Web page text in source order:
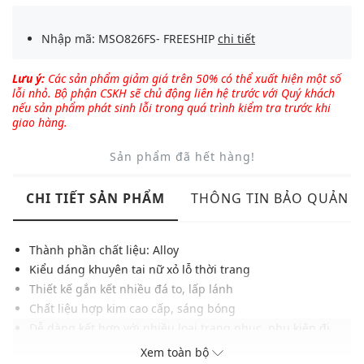
Nhập mã: MSO826FS- FREESHIP chi tiết
Lưu ý: Các sản phẩm giảm giá trên 50% có thể xuất hiện một số
lỗi nhỏ. Bộ phận CSKH sẽ chủ động liên hệ trước với Quý khách
nếu sản phẩm phát sinh lỗi trong quá trình kiểm tra trước khi
giao hàng.
Sản phẩm đã hết hàng!
CHI TIẾT SẢN PHẨM THÔNG TIN BẢO QUẢN
Thành phần chất liệu: Alloy
Kiểu dáng khuyên tai nữ xỏ lỗ thời trang
Thiết kế gắn kết nhiều đá to, lấp lánh
Chất liệu hợp kim cao cấp, sáng bóng
kèm nhằm tôn nét đẹp tinh tế của phái đẹp
Xem toàn bộ